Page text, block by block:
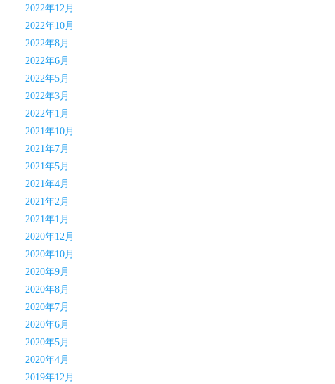
2022年12月
2022年10月
2022年8月
2022年6月
2022年5月
2022年3月
2022年1月
2021年10月
2021年7月
2021年5月
2021年4月
2021年2月
2021年1月
2020年12月
2020年10月
2020年9月
2020年8月
2020年7月
2020年6月
2020年5月
2020年4月
2019年12月